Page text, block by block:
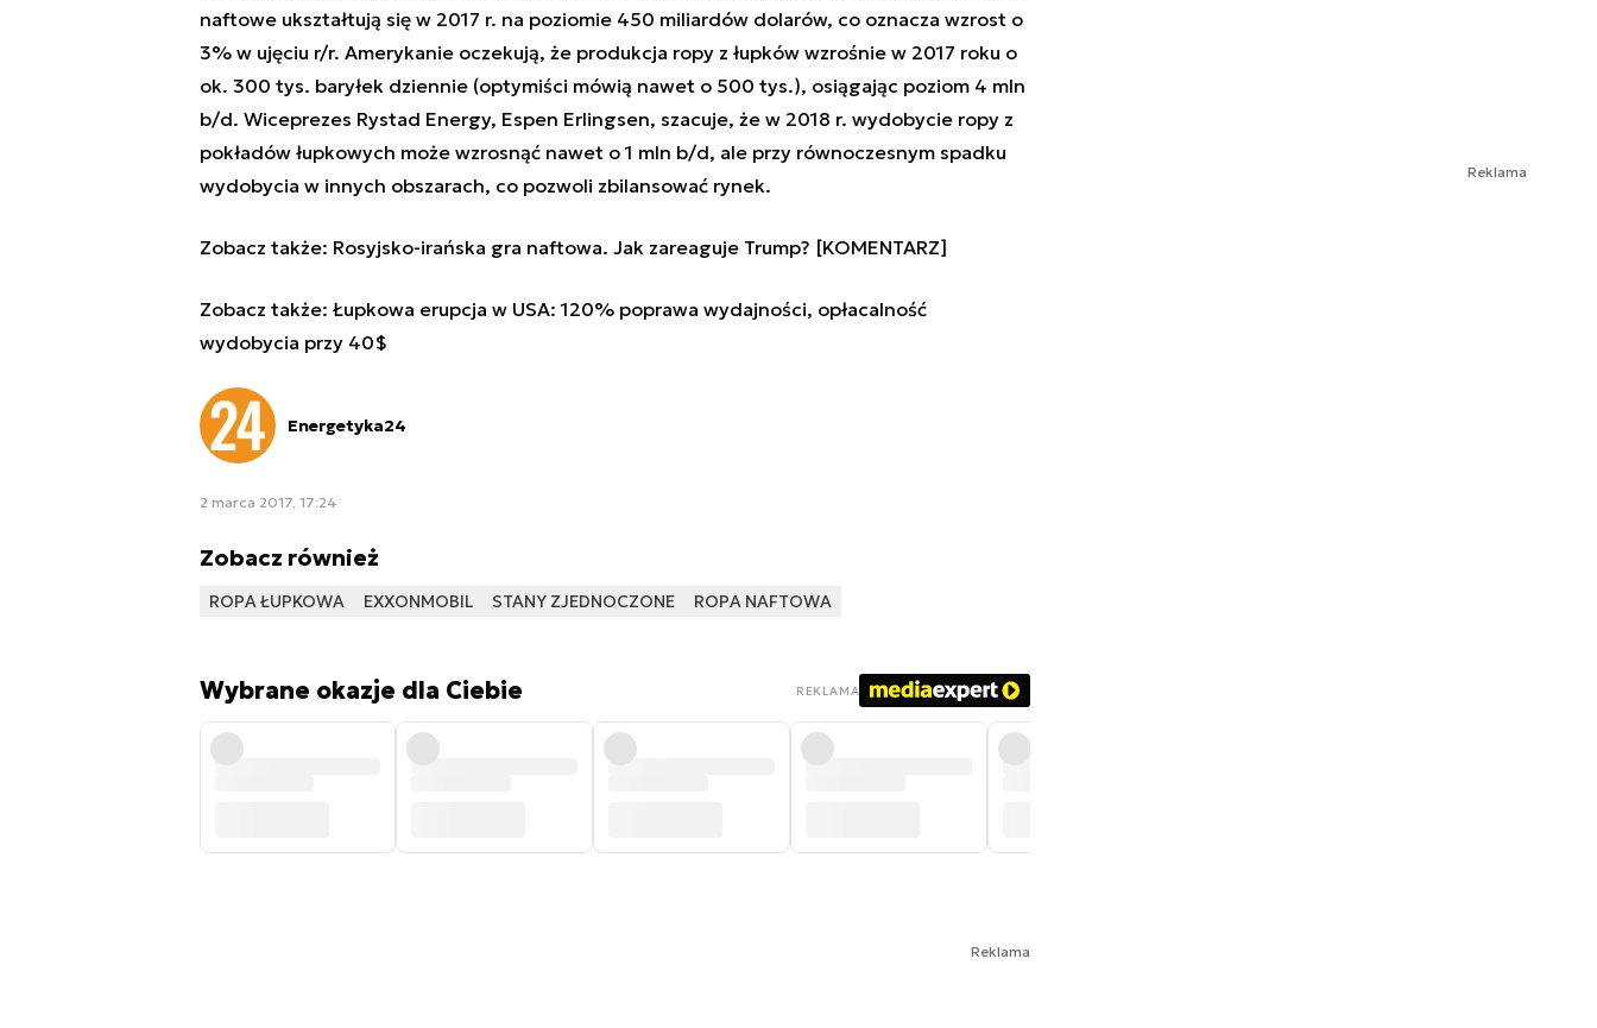
naftowe ukształtują się w 2017 r. na poziomie 450 miliardów dolarów, co oznacza wzrost o
3% w ujęciu r/r. Amerykanie oczekują, że produkcja ropy z łupków wzrośnie w 2017 roku o
ok. 300 tys. baryłek dziennie (optymiści mówią nawet o 500 tys.), osiągając poziom 4 mln
b/d. Wiceprezes Rystad Energy, Espen Erlingsen, szacuje, że w 2018 r. wydobycie ropy z
pokładów łupkowych może wzrosnąć nawet o 1 mln b/d, ale przy równoczesnym spadku
wydobycia w innych obszarach, co pozwoli zbilansować rynek.
Zobacz także: Rosyjsko-irańska gra naftowa. Jak zareaguje Trump? [KOMENTARZ]
Zobacz także: Łupkowa erupcja w USA: 120% poprawa wydajności, opłacalność
wydobycia przy 40$
Energetyka24
2 marca 2017, 17:24
Zobacz również
ROPA ŁUPKOWA EXXONMOBIL STANY ZJEDNOCZONE ROPA NAFTOWA
Wybrane okazje dla Ciebie REKLAMA
Reklama
Reklama